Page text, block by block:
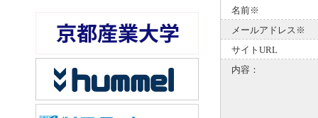
名前※
メールアドレス※
サイトURL
内容：